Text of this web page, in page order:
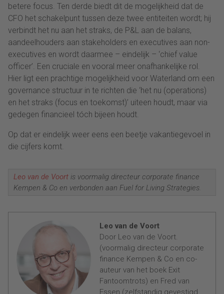
betere focus. Ten derde biedt dit de mogelijkheid dat de
CFO het schakelpunt tussen deze twee entiteiten wordt; hij
verbindt het nu aan het straks, de P&L aan de balans,
aandeelhouders aan stakeholders en executives aan non-
executives en wordt daarmee – eindelijk – ‘chief value
officer’. Een cruciale en vooral meer onafhankelijke rol.
Hier ligt een prachtige mogelijkheid voor Waterland om een
governance structuur in te richten die ‘het nu (operations)
en het straks (focus en toekomst)’ uiteen houdt, maar via
gedegen financieel tóch bijeen houdt.
Op dat er eindelijk weer eens een beetje vakantiegevoel in
die cijfers komt.
Leo van de Voort is voormalig directeur corporate finance
Kempen & Co en verbonden aan Fuel for Living Strategies.
Leo van de Voort
Door Leo van de Voort.
(voormalig directeur corporate
finance Kempen & Co en co-
auteur van het boek Exit
Fantoomtrots) en Fred van
Essen (zelfstandig gevestigd